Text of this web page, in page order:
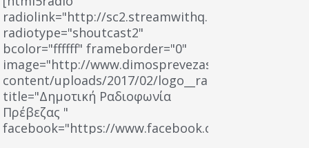
radiolink="http://sc2.streamwithq.com:8028/
radiotype="shoutcast2"
bcolor="ffffff" frameborder="0"
image="http://www.dimosprevezas.gr/wp-
content/uploads/2017/02/logo__radiofonias.jpg"
title="Δημοτική Ραδιοφωνία
Πρέβεζας "
facebook="https://www.facebook.com/